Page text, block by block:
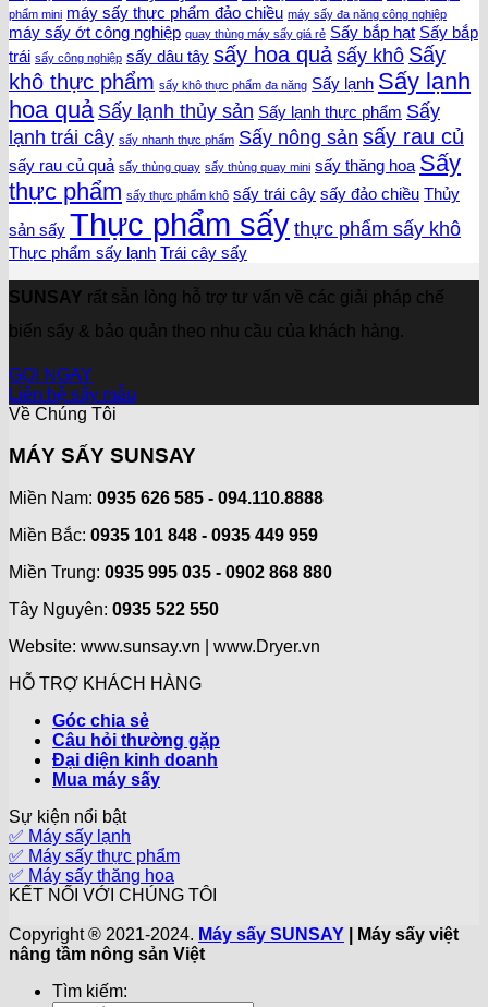
phẩm mini máy sấy thực phẩm đảo chiều máy sấy đa năng công nghiệp
máy sấy ớt công nghiệp quay thùng máy sấy giá rẻ Sấy bắp hạt Sấy bắp
trái sấy công nghiệp sấy dâu tây sấy hoa quả sấy khô Sấy
khô thực phẩm sấy khô thực phẩm đa năng Sấy lạnh Sấy lạnh
hoa quả Sấy lạnh thủy sản Sấy lạnh thực phẩm Sấy
lạnh trái cây sấy nhanh thực phẩm Sấy nông sản sấy rau củ
sấy rau củ quả sấy thùng quay sấy thùng quay mini sấy thăng hoa Sấy
thực phẩm sấy thực phẩm khô sấy trái cây sấy đảo chiều Thủy
sản sấy Thực phẩm sấy thực phẩm sấy khô
Thực phẩm sấy lạnh Trái cây sấy
SUNSAY rất sẵn lòng hỗ trợ tư vấn về các giải pháp chế
biến sấy & bảo quản theo nhu cầu của khách hàng.
GỌI NGAY
Liên hệ sấy mẫu
Về Chúng Tôi
MÁY SẤY SUNSAY
Miền Nam: 0935 626 585 - 094.110.8888
Miền Bắc: 0935 101 848 - 0935 449 959
Miền Trung: 0935 995 035 - 0902 868 880
Tây Nguyên: 0935 522 550
Website: www.sunsay.vn | www.Dryer.vn
HỖ TRỢ KHÁCH HÀNG
Góc chia sẻ
Câu hỏi thường gặp
Đại diện kinh doanh
Mua máy sấy
Sự kiện nổi bật
✅ Máy sấy lạnh
✅ Máy sấy thực phẩm
✅ Máy sấy thăng hoa
KẾT NỐI VỚI CHÚNG TÔI
Copyright ® 2021-2024. Máy sấy SUNSAY | Máy sấy việt
nâng tầm nông sản Việt
Tìm kiếm: